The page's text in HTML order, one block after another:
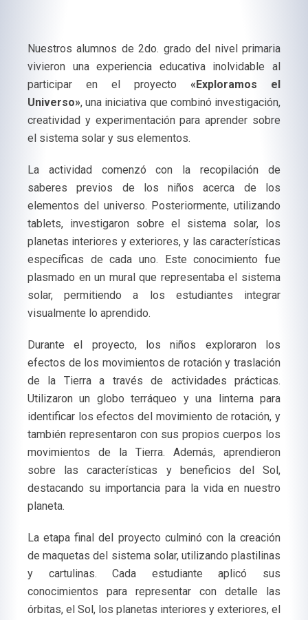
Nuestros alumnos de 2do. grado del nivel primaria
vivieron una experiencia educativa inolvidable al
participar en el proyecto «Exploramos el
Universo», una iniciativa que combinó investigación,
creatividad y experimentación para aprender sobre
el sistema solar y sus elementos.
La actividad comenzó con la recopilación de
saberes previos de los niños acerca de los
elementos del universo. Posteriormente, utilizando
tablets, investigaron sobre el sistema solar, los
planetas interiores y exteriores, y las características
específicas de cada uno. Este conocimiento fue
plasmado en un mural que representaba el sistema
solar, permitiendo a los estudiantes integrar
visualmente lo aprendido.
Durante el proyecto, los niños exploraron los
efectos de los movimientos de rotación y traslación
de la Tierra a través de actividades prácticas.
Utilizaron un globo terráqueo y una linterna para
identificar los efectos del movimiento de rotación, y
también representaron con sus propios cuerpos los
movimientos de la Tierra. Además, aprendieron
sobre las características y beneficios del Sol,
destacando su importancia para la vida en nuestro
planeta.
La etapa final del proyecto culminó con la creación
de maquetas del sistema solar, utilizando plastilinas
y cartulinas. Cada estudiante aplicó sus
conocimientos para representar con detalle las
órbitas, el Sol, los planetas interiores y exteriores, el